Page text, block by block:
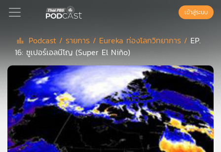
Podcast
เพล
ลิ
สต์
แนะนำ
เข้าสู่ระบบ
Podcast / รายการ / Eureka ท่องโลกวิทยาการ / EP.
16: ซูเปอร์เอลนีโญ (Super El Niño)